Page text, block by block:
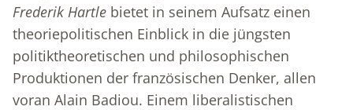
Frederik Hartle bietet in seinem Aufsatz einen
theoriepolitischen Einblick in die jüngsten
politiktheoretischen und philosophischen
Produktionen der französischen Denker, allen
voran Alain Badiou. Einem liberalistischen